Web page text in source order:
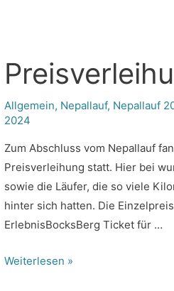
Allgemein, Nepallauf, Nepallauf
2024
Zum Abschluss vom Nepallauf
Preisverleihung statt. Hier bei
sowie die Läufer, die so viele
hinter sich hatten. Die
ErlebnisBocksBerg Ticket für …
Preisverleihung
Weiterlesen »